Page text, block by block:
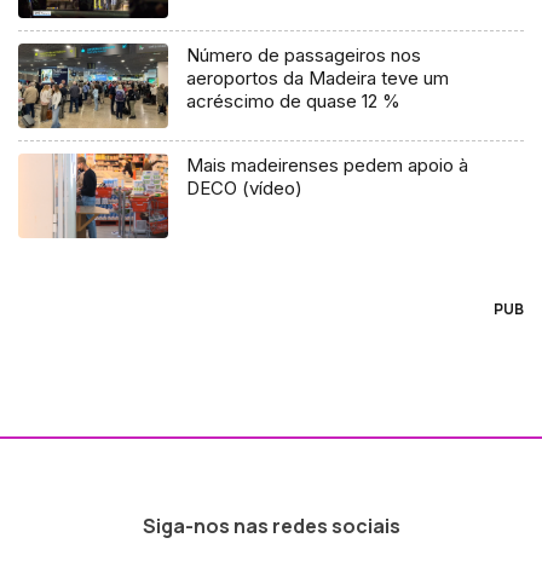
Número de passageiros nos
aeroportos da Madeira teve um
acréscimo de quase 12 %
Mais madeirenses pedem apoio à
DECO (vídeo)
PUB
Siga-nos nas redes sociais